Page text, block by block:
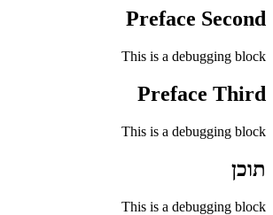
Preface Second
This is a debugging block
Preface Third
This is a debugging block
תוכן
This is a debugging block